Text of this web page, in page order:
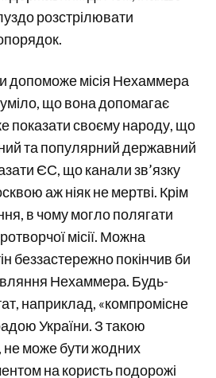
розстрілювати
допоможе місія Нехаммера
що вона допомагає
показати своєму народу, що
та популярний державний
ЄС, що канали зв’язку
аж ніяк не мертві. Крім
в чому могло полягати
місії. Можна
беззастережно покінчив би
Нехаммера. Будь-
наприклад, «компромісне
України. З такою
може бути жодних
на користь подорожі